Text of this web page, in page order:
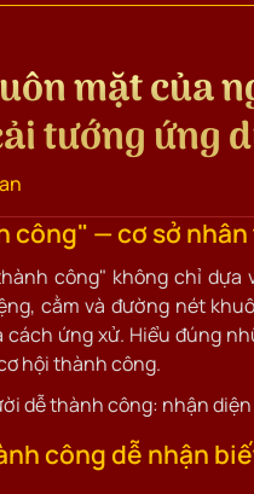
mặt của
tướng ứng
công" — cơ sở
công" không chỉ dựa
cằm và đường nét
ứng xử. Hiểu đúng
hội thành công.
công dễ nhận